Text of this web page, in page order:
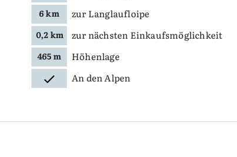
6 km zur Langlaufloipe
0,2 km zur nächsten Einkaufsmöglichkeit
465 m
Höhenlage
An den Alpen